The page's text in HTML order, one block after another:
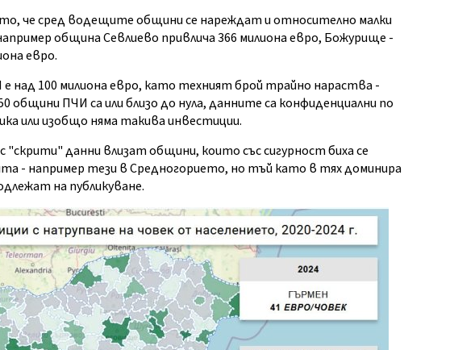
че сред водещите общини се нареждат и относително малки
община Севлиево привлича 366 милиона евро, Божурище -
евро.
над 100 милиона евро, като техният брой трайно нараства -
общини ПЧИ са или близо до нула, данните са конфиденциални по
или изобщо няма такива инвестиции.
"скрити" данни влизат общини, които със сигурност биха се
- например тези в Средногорието, но тъй като в тях доминира
на публикуване.